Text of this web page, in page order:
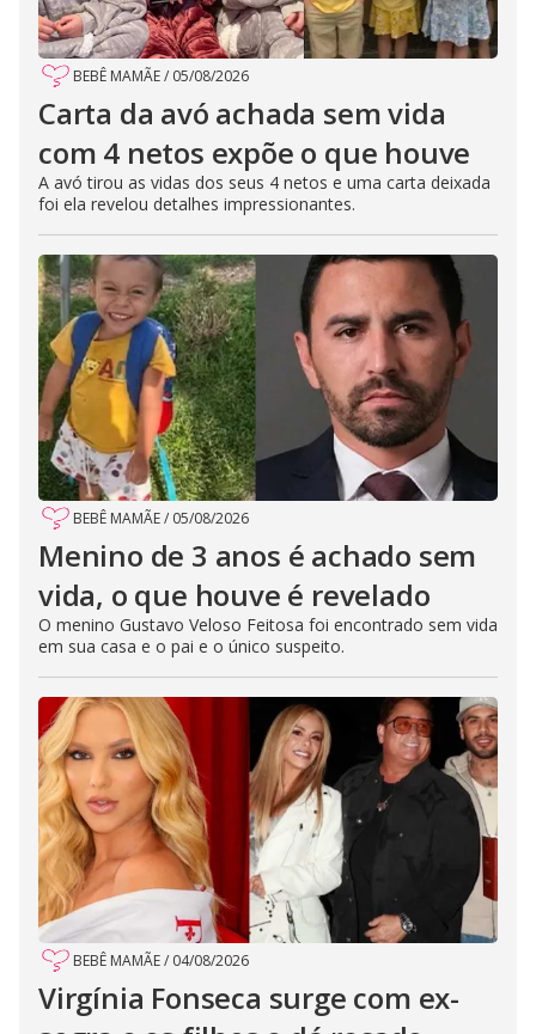
BEBÊ MAMÃE/ 05/08/2026
Carta da avó achada sem vida
com 4 netos expõe o que houve
A avó tirou as vidas dos seus 4 netos e uma carta deixada
foi ela revelou detalhes impressionantes.
BEBÊ MAMÃE/ 05/08/2026
Menino de 3 anos é achado sem
vida, o que houve é revelado
O menino Gustavo Veloso Feitosa foi encontrado sem vida
em sua casa e o pai e o único suspeito.
BEBÊ MAMÃE/ 04/08/2026
Virgínia Fonseca surge com ex-